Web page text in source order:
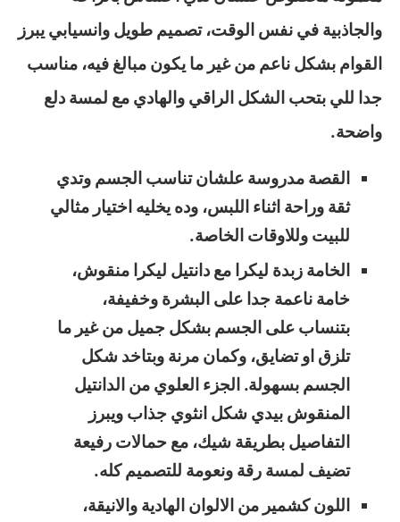
والجاذبية في نفس الوقت، تصميم طويل وانسيابي يبرز
القوام بشكل ناعم من غير ما يكون مبالغ فيه، مناسب
جدا للي بتحب الشكل الراقي والهادي مع لمسة دلع
واضحة.
القصة مدروسة علشان تناسب الجسم وتدي
ثقة وراحة اثناء اللبس، وده يخليه اختيار مثالي
للبيت وللاوقات الخاصة.
الخامة زبدة ليكرا مع دانتيل ليكرا منقوش،
خامة ناعمة جدا على البشرة وخفيفة،
بتنساب على الجسم بشكل جميل من غير ما
تلزق او تضايق، وكمان مرنة وبتاخد شكل
الجسم بسهولة. الجزء العلوي من الدانتيل
المنقوش بيدي شكل انثوي جذاب ويبرز
التفاصيل بطريقة شيك، مع حمالات رفيعة
تضيف لمسة رقة ونعومة للتصميم كله.
اللون كشمير من الالوان الهادية والانيقة،